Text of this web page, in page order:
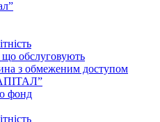
що обслуговують
з обмеженим доступом
фонд